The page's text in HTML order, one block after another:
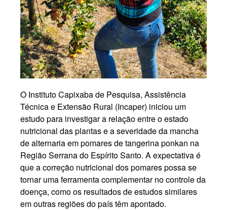
O Instituto Capixaba de Pesquisa, Assistência
Técnica e Extensão Rural (Incaper) iniciou um
estudo para investigar a relação entre o estado
nutricional das plantas e a severidade da mancha
de alternaria em pomares de tangerina ponkan na
Região Serrana do Espírito Santo. A expectativa é
que a correção nutricional dos pomares possa se
tornar uma ferramenta complementar no controle da
doença, como os resultados de estudos similares
em outras regiões do país têm apontado.